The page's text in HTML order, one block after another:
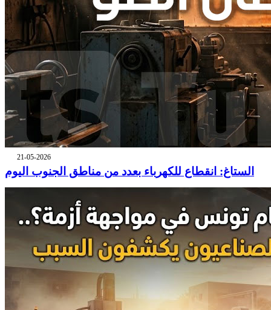
21-05-2026
الستاغ: انقطاع للكهرباء بعدد من مناطق الجنوب اليوم